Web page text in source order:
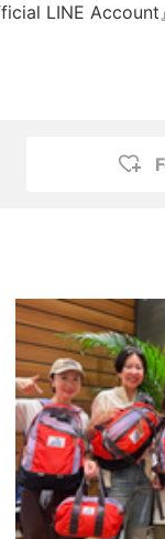
LINE Account